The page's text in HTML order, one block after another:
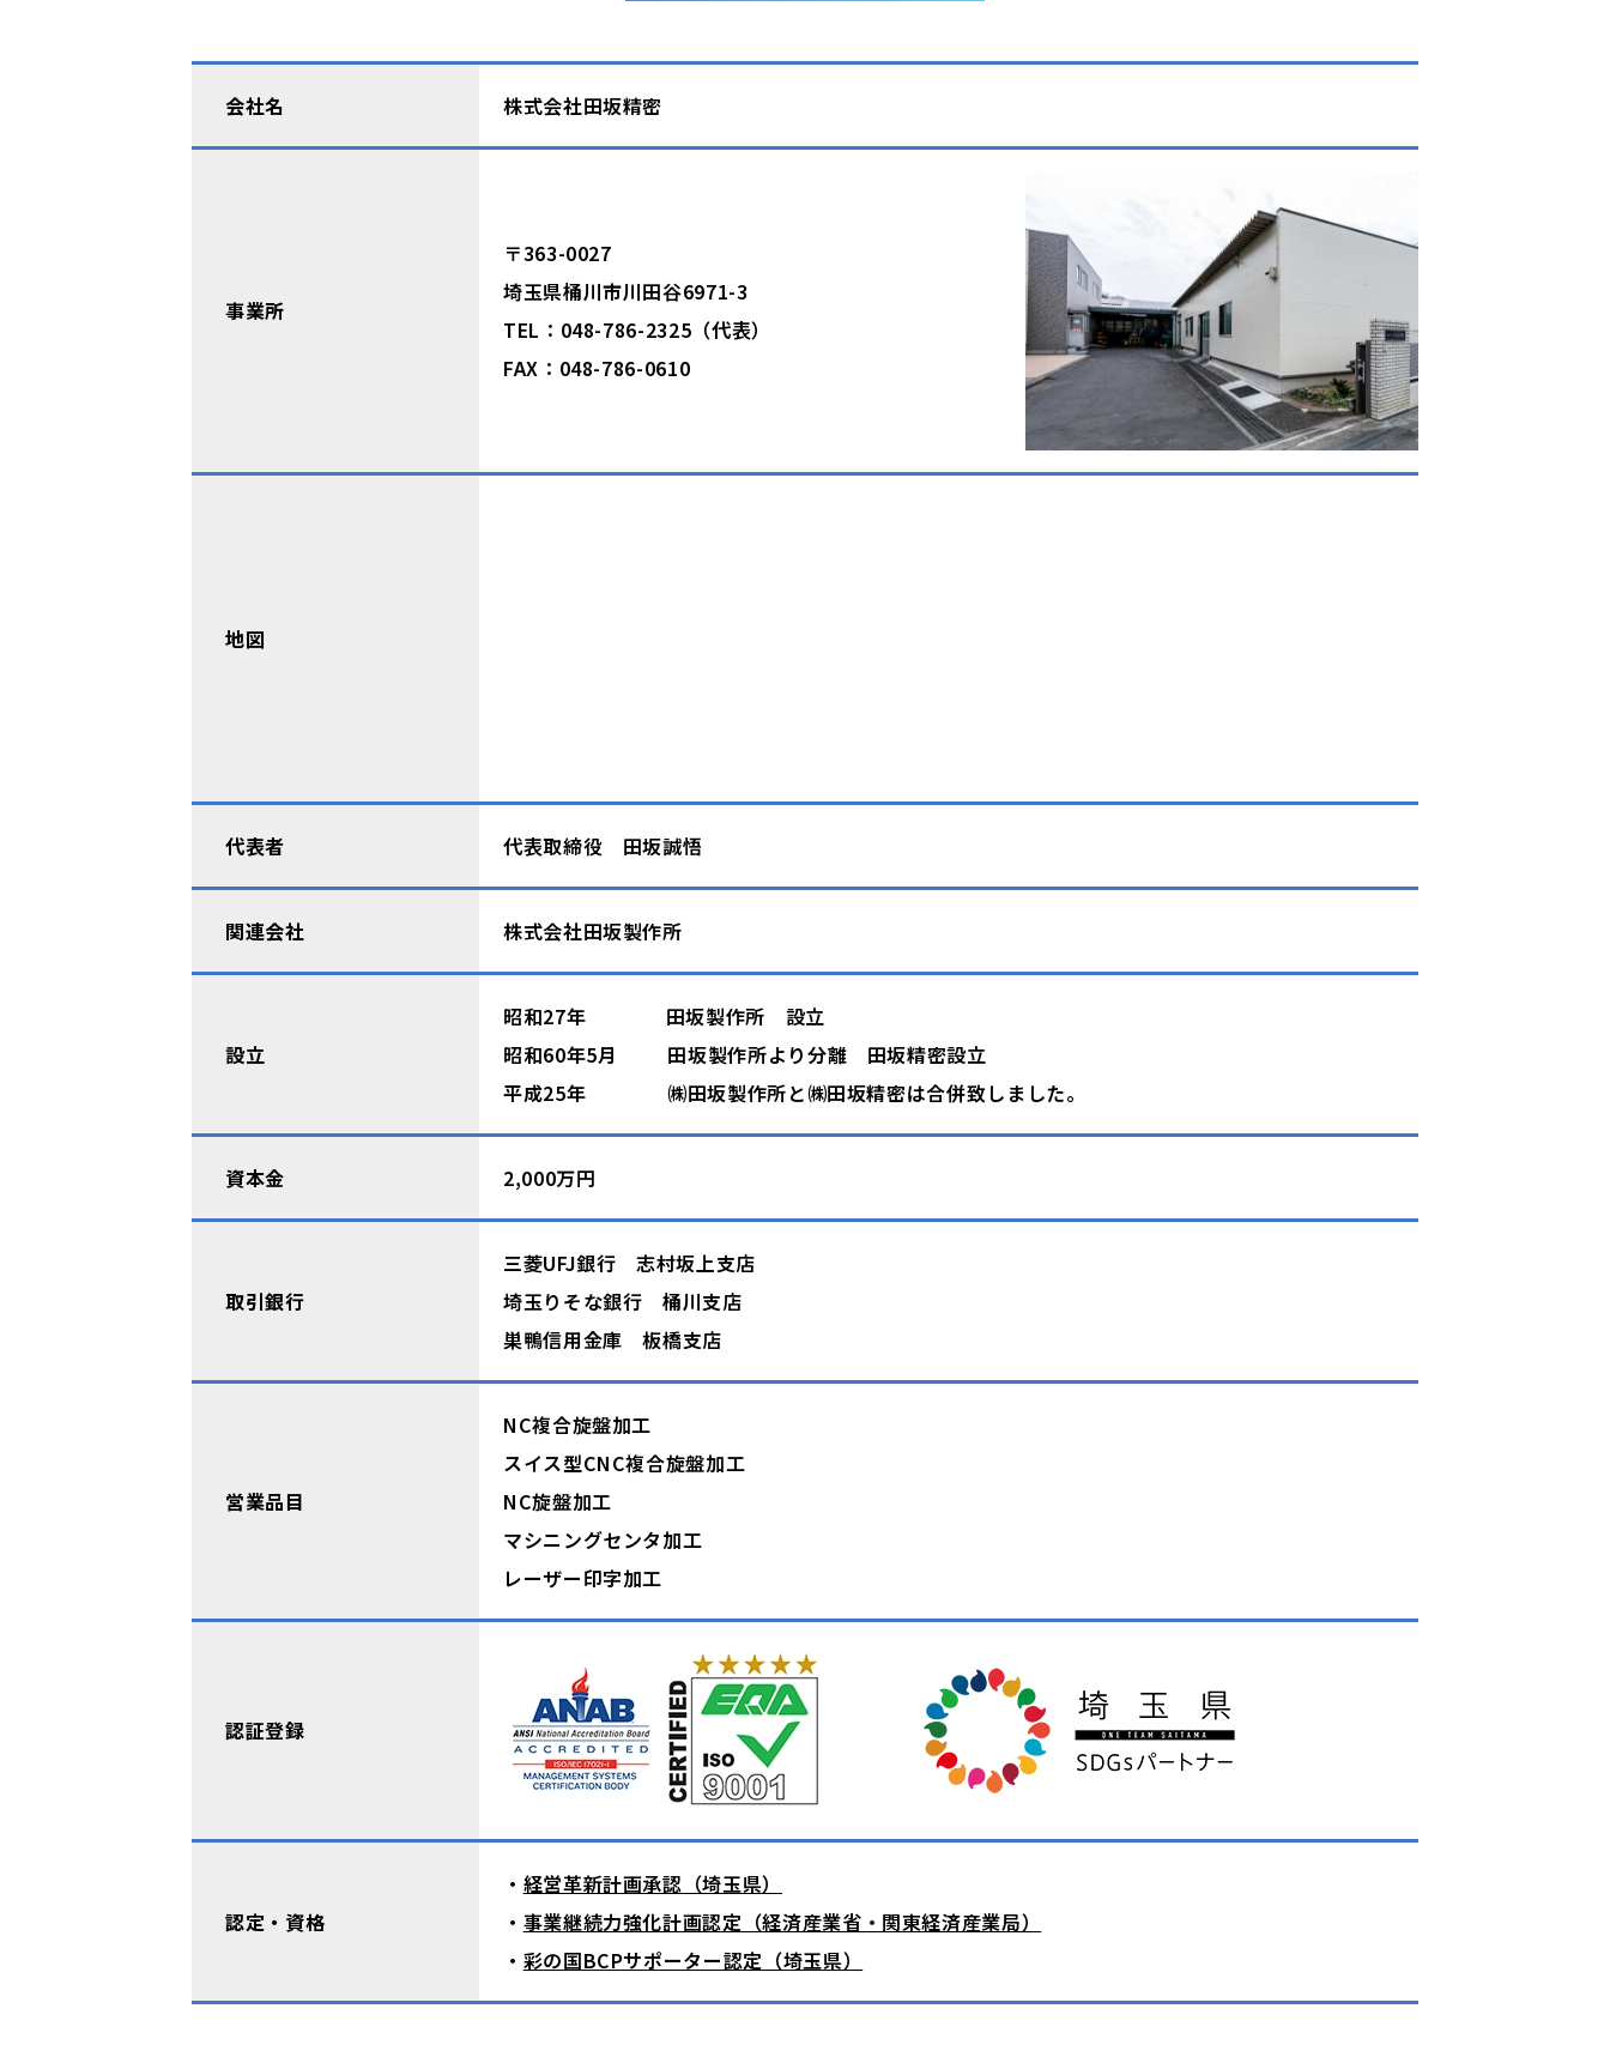
会社名 株式会社田坂精密
事業所
〒363-0027
埼玉県桶川市川田谷6971-3
TEL：048-786-2325（代表）
FAX：048-786-0610
地図
代表者 代表取締役 田坂誠悟
関連会社 株式会社田坂製作所
設立
昭和27年 田坂製作所 設立
昭和60年5月 田坂製作所より分離 田坂精密設立
平成25年㈱田坂製作所と㈱田坂精密は合併致しました。
資本金 2,000万円
取引銀行
三菱UFJ銀行 志村坂上支店
埼玉りそな銀行 桶川支店
巣鴨信用金庫 板橋支店
営業品目
NC複合旋盤加工
スイス型CNC複合旋盤加工
NC旋盤加工
マシニングセンタ加工
レーザー印字加工
認証登録
認定・資格
・ 経営革新計画承認（埼玉県）
・ 事業継続力強化計画認定（経済産業省・関東経済産業局）
・ 彩の国BCPサポーター認定（埼玉県）